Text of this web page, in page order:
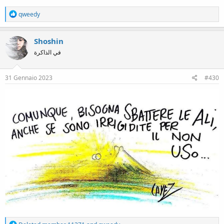
R
e
a
c
t
i
o
n
s
qweedy
Shoshin
في الذاكرة
31 Gennaio 2023 #430